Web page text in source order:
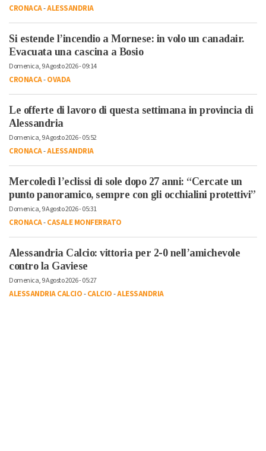
CRONACA-ALESSANDRIA
Si estende l’incendio a Mornese: in volo un canadair.
Evacuata una cascina a Bosio
Domenica, 9 Agosto 2026 - 09:14
CRONACA-OVADA
Le offerte di lavoro di questa settimana in provincia di
Alessandria
Domenica, 9 Agosto 2026 - 05:52
CRONACA-ALESSANDRIA
Mercoledì l’eclissi di sole dopo 27 anni: “Cercate un
punto panoramico, sempre con gli occhialini protettivi”
Domenica, 9 Agosto 2026 - 05:31
CRONACA-CASALE MONFERRATO
Alessandria Calcio: vittoria per 2-0 nell’amichevole
contro la Gaviese
Domenica, 9 Agosto 2026 - 05:27
ALESSANDRIA CALCIO-CALCIO-ALESSANDRIA